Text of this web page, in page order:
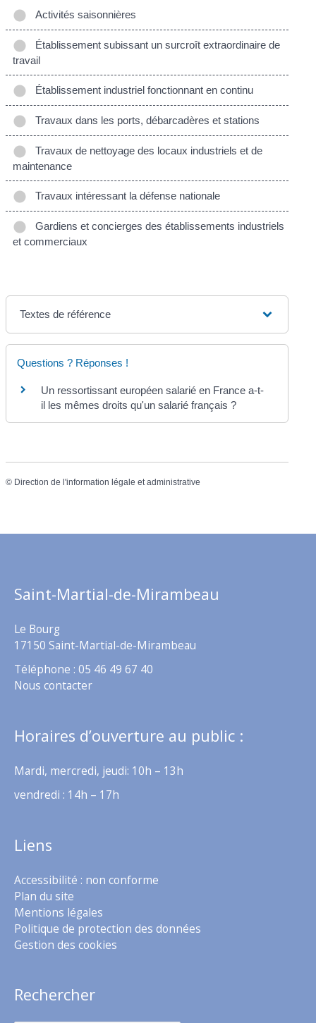
Activités saisonnières
Établissement subissant un surcroît extraordinaire de
travail
Établissement industriel fonctionnant en continu
Travaux dans les ports, débarcadères et stations
Travaux de nettoyage des locaux industriels et de
maintenance
Travaux intéressant la défense nationale
Gardiens et concierges des établissements industriels
et commerciaux
Textes de référence
Questions ? Réponses !
Un ressortissant européen salarié en France a-t-
il les mêmes droits qu'un salarié français ?
© Direction de l'information légale et administrative
Saint-Martial-de-Mirambeau
Le Bourg
17150 Saint-Martial-de-Mirambeau
Téléphone : 05 46 49 67 40
Nous contacter
Horaires d’ouverture au public :
Mardi, mercredi, jeudi: 10h – 13h
vendredi : 14h – 17h
Liens
Accessibilité : non conforme
Plan du site
Mentions légales
Politique de protection des données
Gestion des cookies
Rechercher